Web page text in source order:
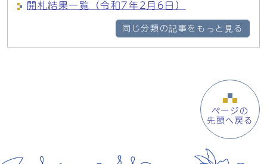
開札結果一覧（令和7年2月6日）
同じ分類の記事をもっと見る
ページの
先頭へ戻る